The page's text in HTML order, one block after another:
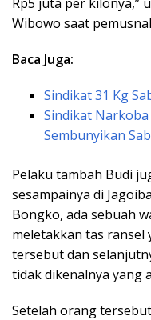
Wibowo saat
Baca Juga:
Sindikat 31 Kg
Sindikat
Sembunyikan
Pelaku tambah Budi
sesampainya di
Bongko, ada sebuah
meletakkan tas ransel
tersebut dan
tidak dikenalnya yang
Setelah orang